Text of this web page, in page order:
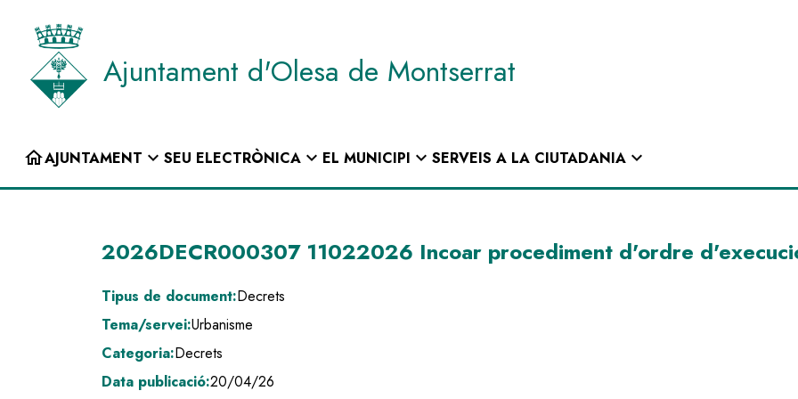
contingut
Ajuntament d'Olesa de Montserrat
Navegació
INICI
homeAJUNTAMENT expand_more SEU ELECTRÒNICAexpand_more EL MUNICIPI expand_more SERVEIS A LA CIUTADANIAexpand_more
2026DECR000307 11022026 Incoar procediment d'ordre
Tipus de document:Decrets
Tema/servei:Urbanisme
Categoria:Decrets
Data publicació:20/04/26